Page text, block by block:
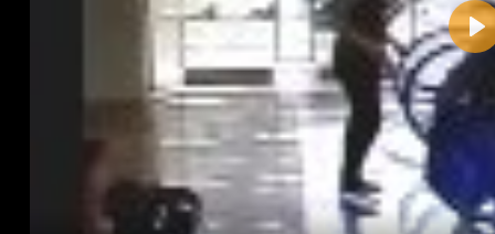
Alle HTML-Tags außer <br>, <strike> und <i> werden aus Deinem Kommentar entfernt.
URLs werden automatisch umgewandelt. Bitte verwende "www." oder "http://" in URLs